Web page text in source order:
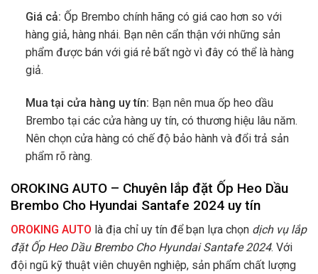
Giá cả: Ốp Brembo chính hãng có giá cao hơn so với
hàng giả, hàng nhái. Bạn nên cẩn thận với những sản
phẩm được bán với giá rẻ bất ngờ vì đây có thể là hàng
giả.
Mua tại cửa hàng uy tín: Bạn nên mua ốp heo dầu
Brembo tại các cửa hàng uy tín, có thương hiệu lâu năm.
Nên chọn cửa hàng có chế độ bảo hành và đổi trả sản
phẩm rõ ràng.
OROKING AUTO – Chuyên lắp đặt Ốp Heo Dầu
Brembo Cho Hyundai Santafe 2024 uy tín
OROKING AUTO là địa chỉ uy tín để bạn lựa chọn dịch vụ lắp
đặt Ốp Heo Dầu Brembo Cho Hyundai Santafe 2024. Với
đội ngũ kỹ thuật viên chuyên nghiệp, sản phẩm chất lượng